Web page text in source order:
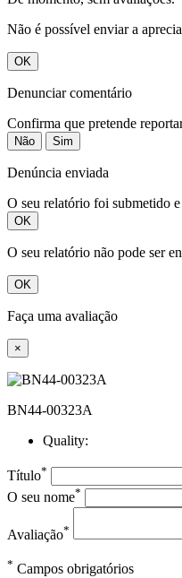
Não é possível enviar a
OK
Denunciar comentário
Confirma que pretende
Não Sim
Denúncia enviada
O seu relatório foi submetido
OK
O seu relatório não pode ser
OK
Faça uma avaliação
×
BN44-00323A
Quality:
Título*
O seu nome*
Avaliação*
* Campos obrigatórios